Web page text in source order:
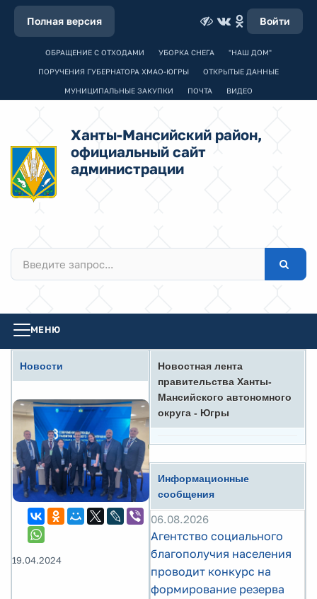
Полная версия Войти
ОБРАЩЕНИЕ С ОТХОДАМИ УБОРКА СНЕГА "НАШ ДОМ"
ПОРУЧЕНИЯ ГУБЕРНАТОРА ХМАО-ЮГРЫ ОТКРЫТЫЕ ДАННЫЕ
МУНИЦИПАЛЬНЫЕ ЗАКУПКИ ПОЧТА ВИДЕО
Ханты-Мансийский район,
официальный сайт
администрации
МЕНЮ
Новости
19.04.2024
Новостная лента
правительства Ханты-
Мансийского автономного
округа - Югры
Информационные
сообщения
06.08.2026
Агентство социального
благополучия населения
проводит конкурс на
формирование резерва